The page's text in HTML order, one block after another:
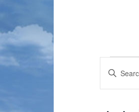
Events
and
Enter
Keyword.
Search